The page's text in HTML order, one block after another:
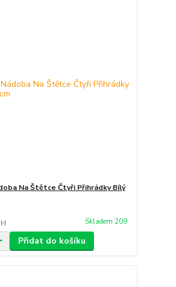
Na Štětce Čtyři Přihrádky Bílý
Skladem 209
Přidat do košíku